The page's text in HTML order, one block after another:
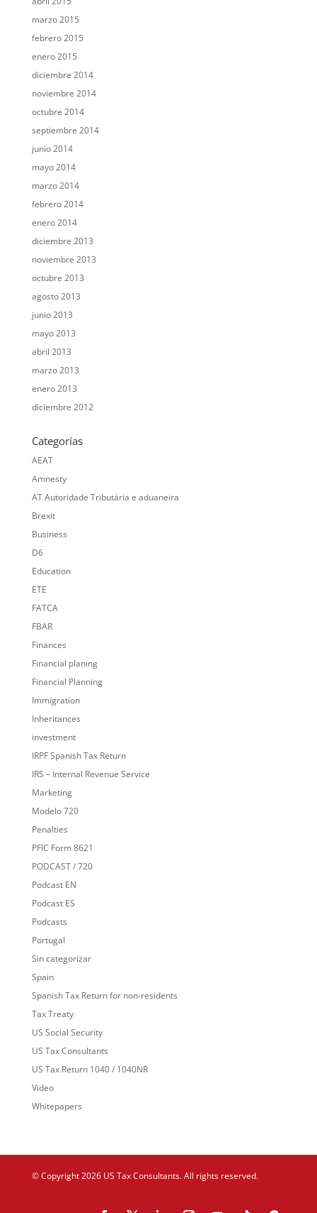
marzo 2015
febrero 2015
enero 2015
diciembre 2014
noviembre 2014
octubre 2014
septiembre 2014
junio 2014
mayo 2014
marzo 2014
febrero 2014
enero 2014
diciembre 2013
noviembre 2013
octubre 2013
agosto 2013
junio 2013
mayo 2013
abril 2013
marzo 2013
enero 2013
diciembre 2012
Categorías
AEAT
Amnesty
AT Autoridade Tributária e aduaneira
Brexit
Business
D6
Education
ETE
FATCA
FBAR
Finances
Financial planing
Financial Planning
Immigration
Inheritances
investment
IRPF Spanish Tax Return
IRS – Internal Revenue Service
Marketing
Modelo 720
Penalties
PFIC Form 8621
PODCAST / 720
Podcast EN
Podcast ES
Podcasts
Portugal
Sin categorizar
Spain
Spanish Tax Return for non-residents
Tax Treaty
US Social Security
US Tax Consultants
US Tax Return 1040 / 1040NR
Video
Whitepapers
© Copyright 2026 US Tax Consultants. All rights reserved.